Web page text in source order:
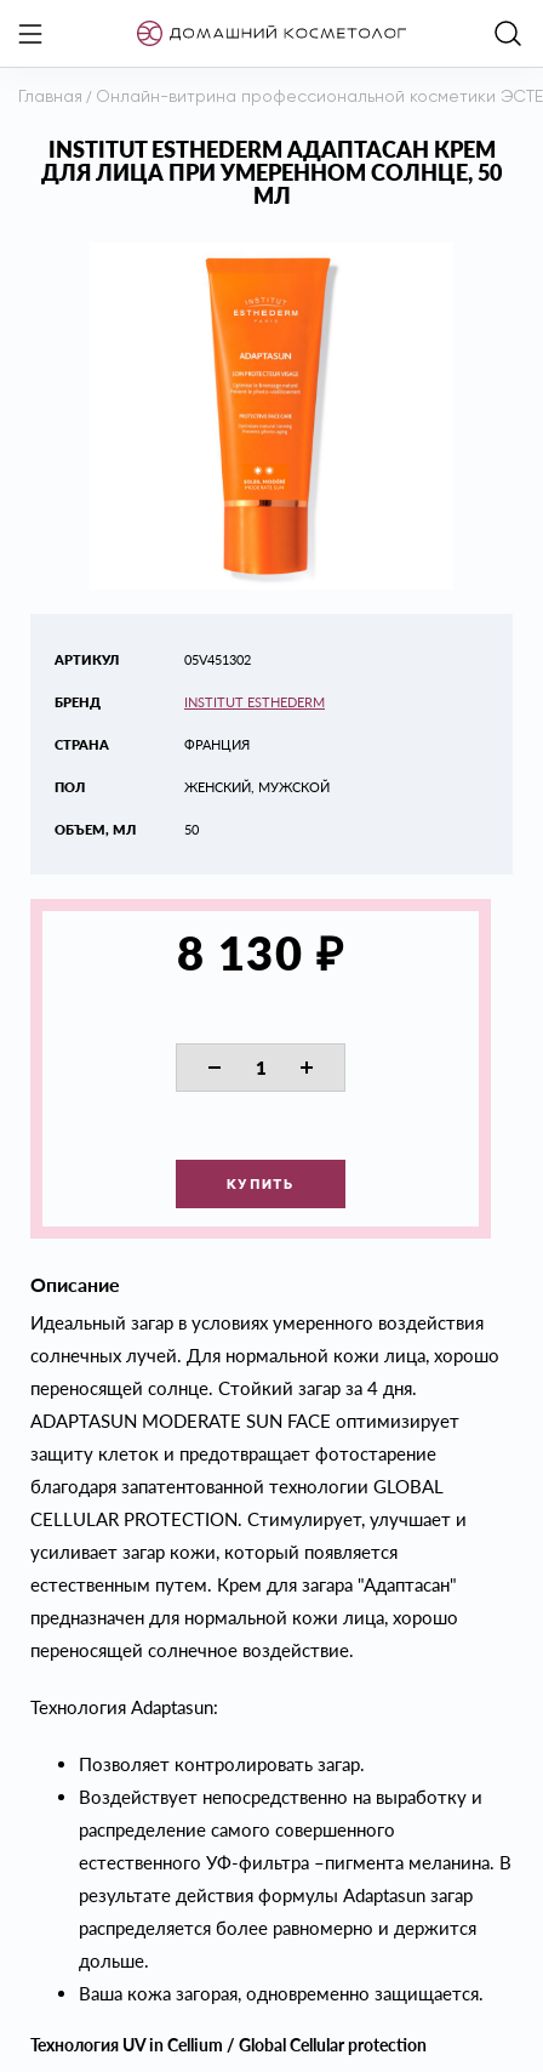
Главная / Онлайн-витрина профессиональной косметики
INSTITUT ESTHEDERM АДАПТАСАН КРЕМ
ДЛЯ ЛИЦА ПРИ УМЕРЕННОМ СОЛНЦЕ, 50
МЛ
АРТИКУЛ
БРЕНД
СТРАНА
ПОЛ
ОБЪЕМ, МЛ
05V451302
INSTITUT ESTHEDERM
ФРАНЦИЯ
ЖЕНСКИЙ, МУЖСКОЙ
50
8 130 ₽
КУПИТЬ
Описание
Идеальный загар в условиях умеренного воздействия
солнечных лучей. Для нормальной кожи лица, хорошо
переносящей солнце. Стойкий загар за 4 дня.
ADAPTASUN MODERATE SUN FACE оптимизирует
защиту клеток и предотвращает фотостарение
благодаря запатентованной технологии GLOBAL
CELLULAR PROTECTION. Стимулирует, улучшает и
усиливает загар кожи, который появляется
естественным путем. Крем для загара "Адаптасан"
предназначен для нормальной кожи лица, хорошо
переносящей солнечное воздействие.
Технология Adaptasun:
Позволяет контролировать загар.
Воздействует непосредственно на выработку и
распределение самого совершенного
естественного УФ-фильтра –пигмента меланина. В
результате действия формулы Adaptasun загар
распределяется более равномерно и держится
дольше.
Ваша кожа загорая, одновременно защищается.
Технология UV in Cellium / Global Cellular protection